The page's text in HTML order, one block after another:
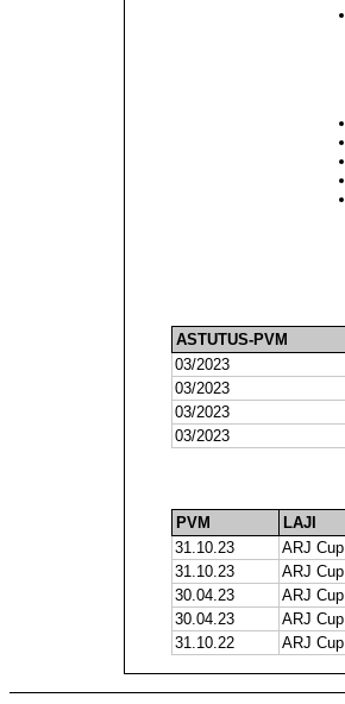
ASTUTUS-PVM
03/2023
03/2023
03/2023
03/2023
PVM LAJI
31.10.23
ARJ Cup
31.10.23
ARJ Cup
30.04.23
ARJ Cup
30.04.23
ARJ Cup
31.10.22
ARJ Cup